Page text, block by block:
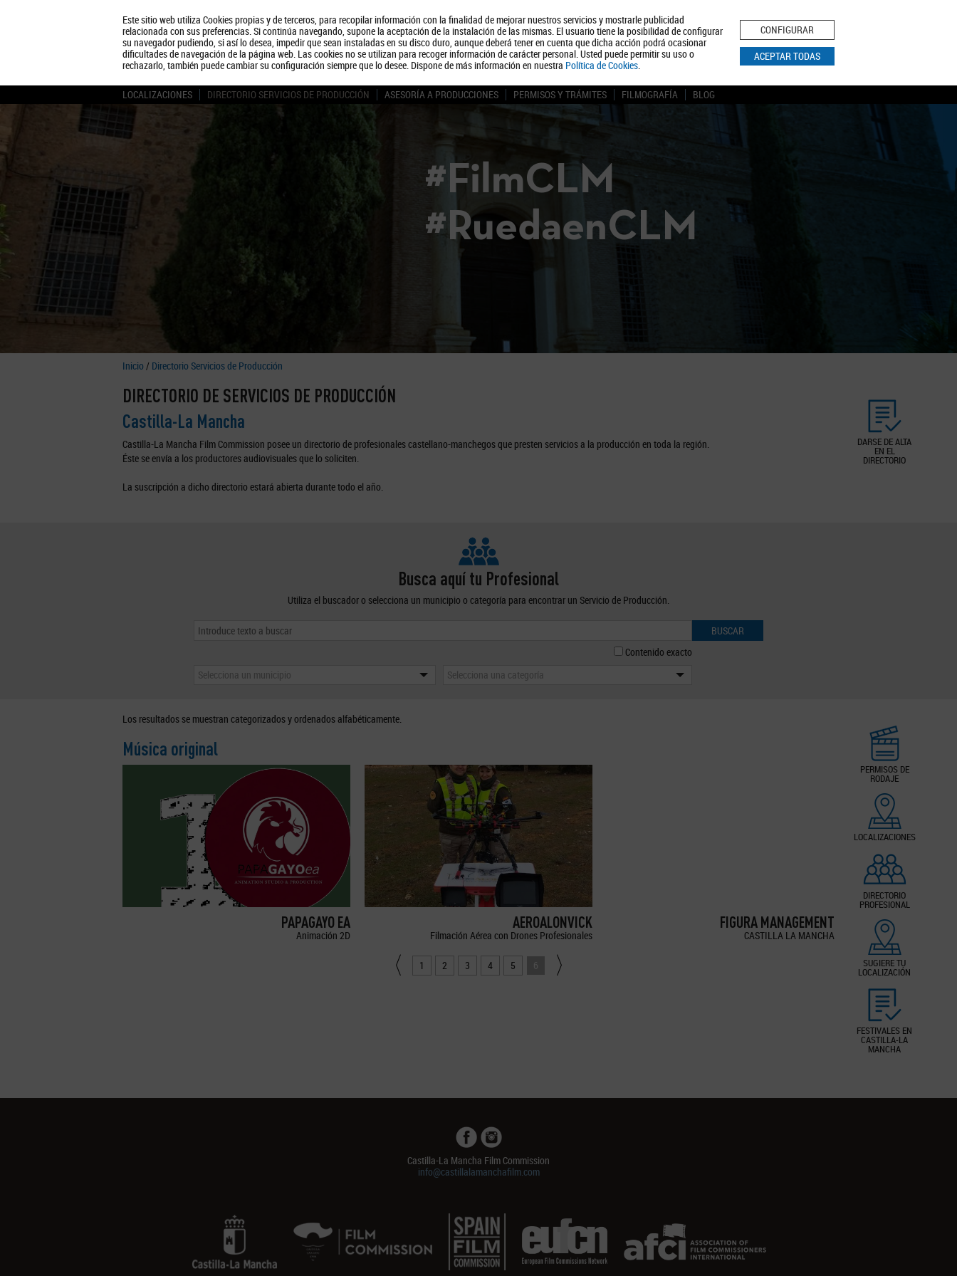
Este sitio web utiliza Cookies propias y de terceros, para recopilar información con la finalidad de mejorar nuestros servicios y mostrarle publicidad
relacionada con sus preferencias. Si continúa navegando, supone la aceptación de la instalación de las mismas. El usuario tiene la posibilidad de configurar
su navegador pudiendo, si así lo desea, impedir que sean instaladas en su disco duro, aunque deberá tener en cuenta que dicha acción podrá ocasionar
dificultades de navegación de la página web. Las cookies no se utilizan para recoger información de carácter personal. Usted puede permitir su uso o
rechazarlo, también puede cambiar su configuración siempre que lo desee. Dispone de más información en nuestra Política de Cookies.
CONFIGURAR
ACEPTAR TODAS
Quiénes somos Turismo Política de Privacidad Aviso Legal Política de Cookies
BUSCAR
LOCALIZACIONES DIRECTORIO SERVICIOS DE PRODUCCIÓN ASESORÍA A PRODUCCIONES PERMISOS Y TRÁMITES FILMOGRAFÍA BLOG
#FilmCLM
#RuedaenCLM
Inicio / Directorio Servicios de Producción
DARSE DE ALTA
EN EL
DIRECTORIO
DIRECTORIO DE SERVICIOS DE PRODUCCIÓN
Castilla-La Mancha
Castilla-La Mancha Film Commission posee un directorio de profesionales castellano-manchegos que presten servicios a la producción en toda la región.
Éste se envía a los productores audiovisuales que lo soliciten.
La suscripción a dicho directorio estará abierta durante todo el año.
Busca aquí tu Profesional
Utiliza el buscador o selecciona un municipio o categoría para encontrar un Servicio de Producción.
BUSCAR
Contenido exacto
Selecciona un municipio
Selecciona una categoría
PERMISOS DE
RODAJE
LOCALIZACIONES
DIRECTORIO
PROFESIONAL
SUGIERE TU
LOCALIZACIÓN
FESTIVALES EN
CASTILLA-LA
MANCHA
Los resultados se muestran categorizados y ordenados alfabéticamente.
Música original
PAPAGAYO EA
Animación 2D
AEROALONVICK
Filmación Aérea con Drones Profesionales
FIGURA MANAGEMENT
CASTILLA LA MANCHA
1 2 3 4 5 6
Castilla-La Mancha Film Commission
info@castillalamanchafilm.com